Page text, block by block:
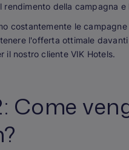
rendimento della campagna
costantemente le
l'offerta ottimale
il nostro cliente VIK Hotels.
Come